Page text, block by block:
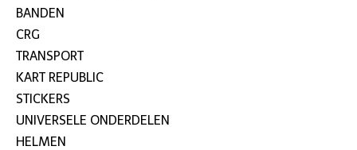
BANDEN
CRG
TRANSPORT
KART REPUBLIC
STICKERS
UNIVERSELE ONDERDELEN
HELMEN